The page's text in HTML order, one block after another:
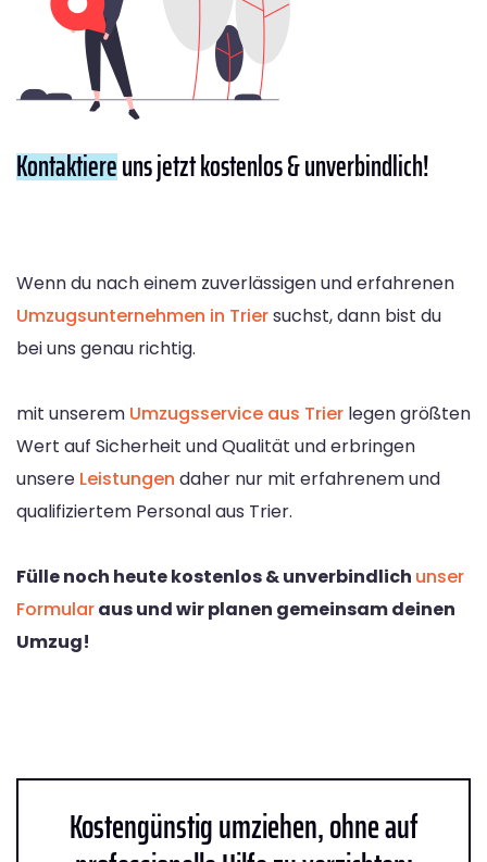
Kontaktiereuns jetzt kostenlos & unverbindlich!
Wenn du nach einem zuverlässigen und erfahrenen
Umzugsunternehmen in Triersuchst, dann bist du
bei uns genau richtig.
mit unserem Umzugsservice aus Trier legen größten
Wert auf Sicherheit und Qualität und erbringen
unsere Leistungen daher nur mit erfahrenem und
qualifiziertem Personal aus Trier.
Fülle noch heute kostenlos & unverbindlich unser
Formularaus und wir planen gemeinsam deinen
Umzug!
Kostengünstig umziehen, ohne auf